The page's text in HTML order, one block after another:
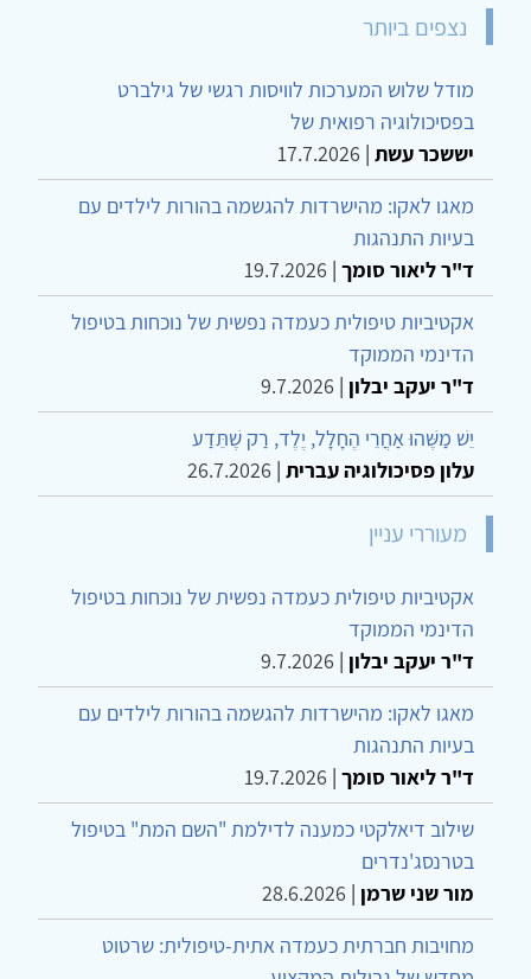
נצפים ביותר
מודל שלוש המערכות לוויסות רגשי של גילברט
בפסיכולוגיה רפואית של
יששכר עשת |
17.7.2026
מאגו לאקו: מהישרדות להגשמה בהורות לילדים עם
בעיות התנהגות
ד"ר ליאור סומך |
19.7.2026
אקטיביות טיפולית כעמדה נפשית של נוכחות בטיפול
הדינמי הממוקד
ד"ר יעקב יבלון |
9.7.2026
יֵשׁ מַשֶּׁהוּ אַחֲרֵי הֶחָלָל, יֶלֶד, רַק שֶׁתֵּדַע
עלון פסיכולוגיה עברית |
26.7.2026
מעוררי עניין
אקטיביות טיפולית כעמדה נפשית של נוכחות בטיפול
הדינמי הממוקד
ד"ר יעקב יבלון |
9.7.2026
מאגו לאקו: מהישרדות להגשמה בהורות לילדים עם
בעיות התנהגות
ד"ר ליאור סומך |
19.7.2026
שילוב דיאלקטי כמענה לדילמת "השם המת" בטיפול
בטרנסג'נדרים
מור שני שרמן |
28.6.2026
מחויבות חברתית כעמדה אתית-טיפולית: שרטוט